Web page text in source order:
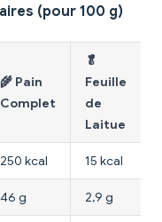
(pour 100 g)
🌾 Pain
Complet
🥬
Feuille
de
Laitue
250 kcal 15 kcal
46 g 2,9 g